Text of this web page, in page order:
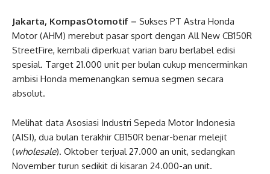
Jakarta, KompasOtomotif – Sukses PT Astra Honda
Motor (AHM) merebut pasar sport dengan All New CB150R
StreetFire, kembali diperkuat varian baru berlabel edisi
spesial. Target 21.000 unit per bulan cukup mencerminkan
ambisi Honda memenangkan semua segmen secara
absolut.
Melihat data Asosiasi Industri Sepeda Motor Indonesia
(AISI), dua bulan terakhir CB150R benar-benar melejit
(wholesale). Oktober terjual 27.000 an unit, sedangkan
November turun sedikit di kisaran 24.000-an unit.